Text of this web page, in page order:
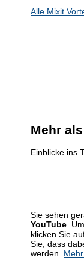
Alle Mixit
Mehr
Einblicke ins
Sie sehen
YouTube.
klicken Sie
Sie, dass
werden.